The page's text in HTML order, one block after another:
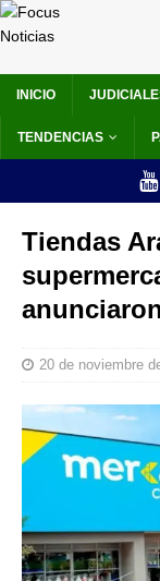
INICIO
TENDENCIAS
Tiendas
20 de noviembre